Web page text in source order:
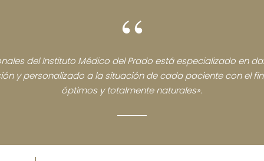
“
del Instituto Médico del Prado está especializado en
y personalizado a la situación de cada paciente con el
óptimos y totalmente naturales».